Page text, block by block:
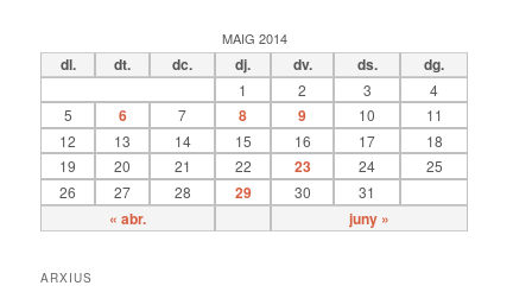
MAIG 2014
dl. dt. dc. dj. dv. ds. dg.
« abr. juny »
1 2 3
4
5
6 7 8 9 10
11
12
13 14 15 16 17
18
19
20 21 22 23 24
25
26
27 28 29 30 31
ARXIUS